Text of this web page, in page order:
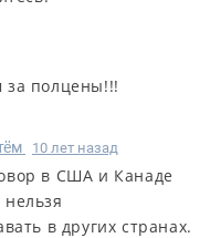
за полцены!!!
10 лет назад
в США и Канаде
в других странах.